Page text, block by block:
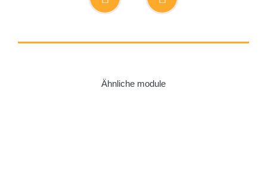
Ähnliche module